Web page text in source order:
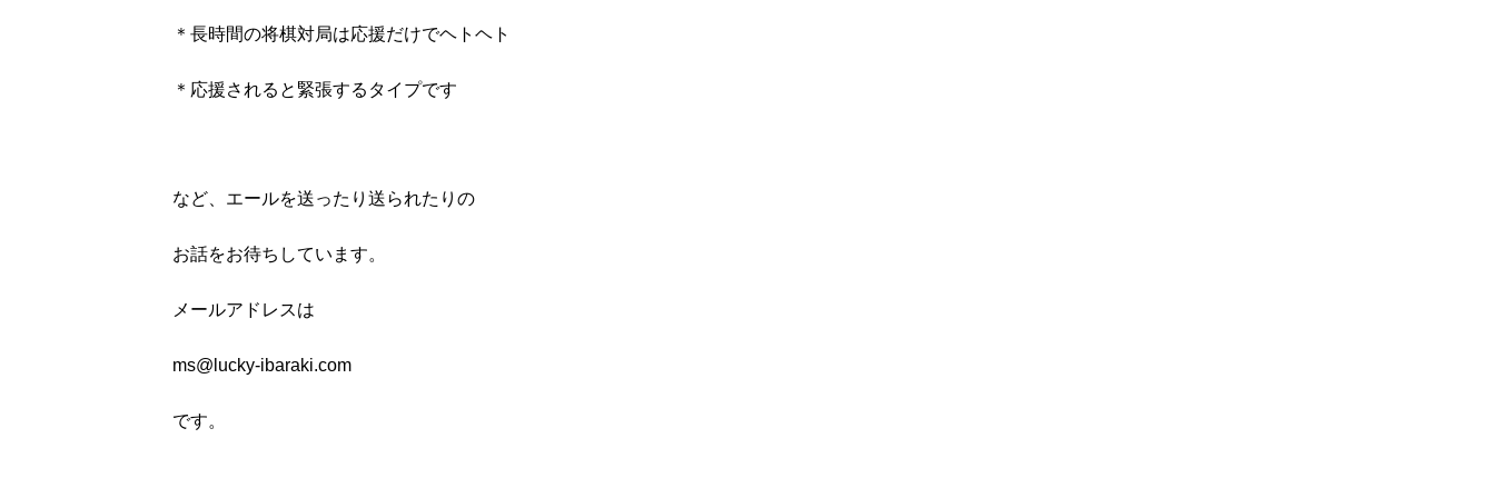
＊長時間の将棋対局は応援だけでヘトヘト
＊応援されると緊張するタイプです
など、エールを送ったり送られたりの
お話をお待ちしています。
メールアドレスは
ms@lucky-ibaraki.com
です。